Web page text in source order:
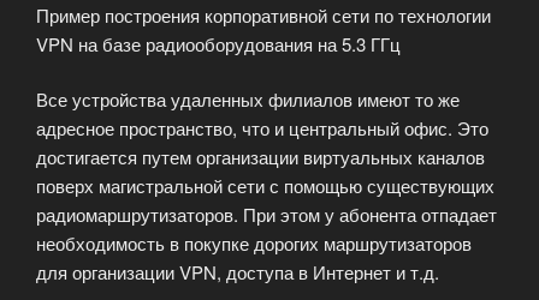
Пример построения корпоративной сети по технологии
VPN на базе радиооборудования на 5.3 ГГц
Все устройства удаленных филиалов имеют то же
адресное пространство, что и центральный офис. Это
достигается путем организации виртуальных каналов
поверх магистральной сети с помощью существующих
радиомаршрутизаторов. При этом у абонента отпадает
необходимость в покупке дорогих маршрутизаторов
для организации VPN, доступа в Интернет и т.д.